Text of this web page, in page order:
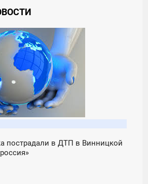
пострадали в ДТП в Винницкой